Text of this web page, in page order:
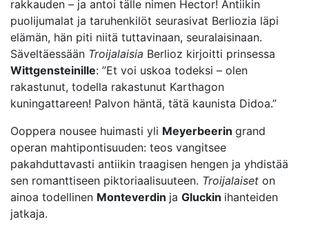
rakkauden – ja antoi tälle nimen Hector! Antiikin
puolijumalat ja taruhenkilöt seurasivat Berliozia läpi
elämän, hän piti niitä tuttavinaan, seuralaisinaan.
Säveltäessään Troijalaisia Berlioz kirjoitti prinsessa
Wittgensteinille: ”Et voi uskoa todeksi – olen
rakastunut, todella rakastunut Karthagon
kuningattareen! Palvon häntä, tätä kaunista Didoa.”
Ooppera nousee huimasti yli Meyerbeerin grand
operan mahtipontisuuden: teos vangitsee
pakahduttavasti antiikin traagisen hengen ja yhdistää
sen romanttiseen piktoriaalisuuteen. Troijalaiset on
ainoa todellinen Monteverdin ja Gluckin ihanteiden
jatkaja.